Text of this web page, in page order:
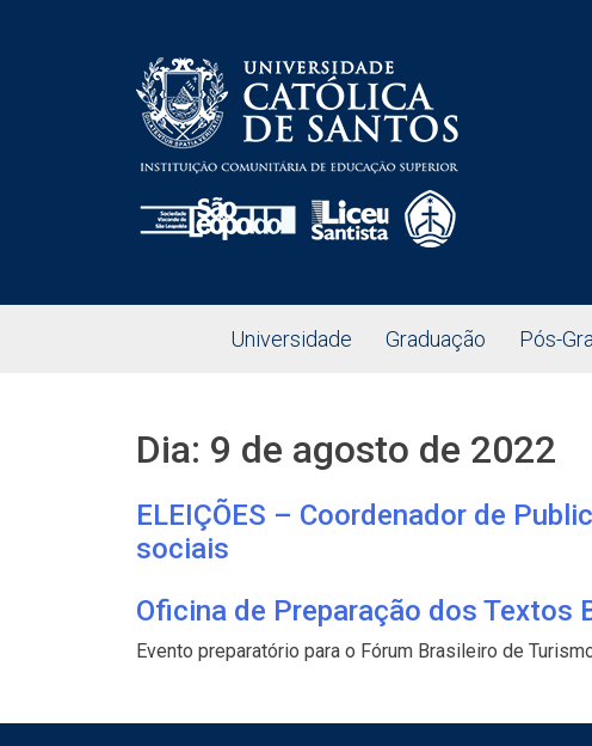
Universidade Graduação Pós-
Dia: 9 de agosto de 2022
ELEIÇÕES – Coordenador de
sociais
Oficina de Preparação dos Textos
Evento preparatório para o Fórum Brasileiro de